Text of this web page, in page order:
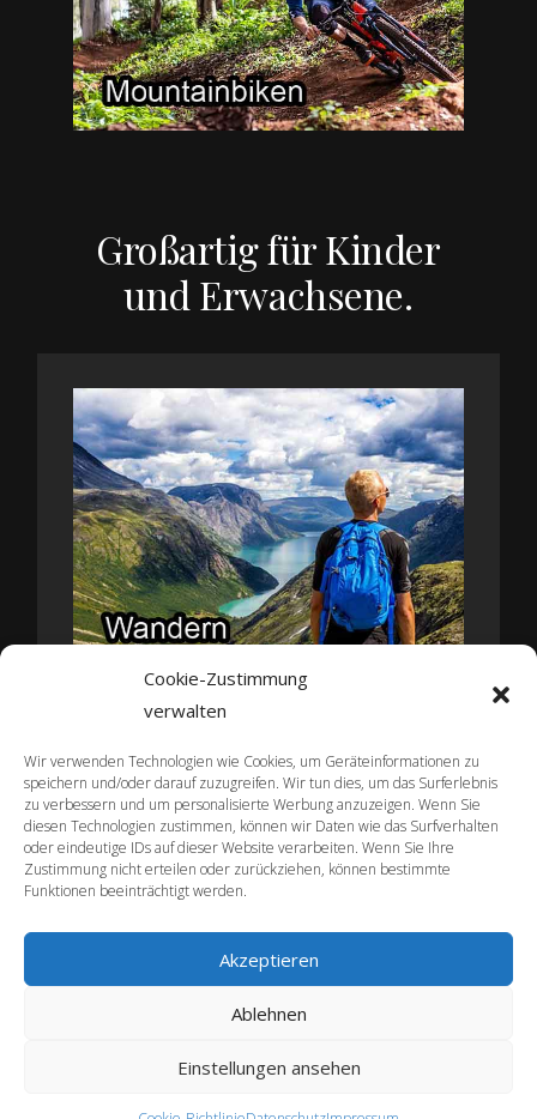
Cookie-Zustimmung
verwalten
Wir verwenden Technologien wie Cookies, um Geräteinformationen zu
speichern und/oder darauf zuzugreifen. Wir tun dies, um das Surferlebnis
zu verbessern und um personalisierte Werbung anzuzeigen. Wenn Sie
diesen Technologien zustimmen, können wir Daten wie das Surfverhalten
oder eindeutige IDs auf dieser Website verarbeiten. Wenn Sie Ihre
Zustimmung nicht erteilen oder zurückziehen, können bestimmte
Funktionen beeinträchtigt werden.
Akzeptieren
Ablehnen
Einstellungen ansehen
Großartig für Kinder
und Erwachsene.